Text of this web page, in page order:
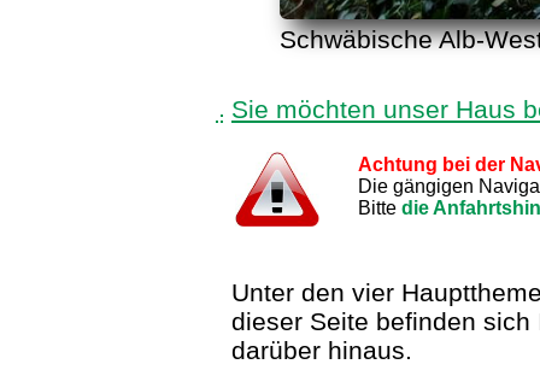
Schwäbische Alb-
Sie möchten unser Haus
Achtung bei der
Die gängigen
Bitte die
Unter den vier
dieser Seite befinden
darüber hinaus.